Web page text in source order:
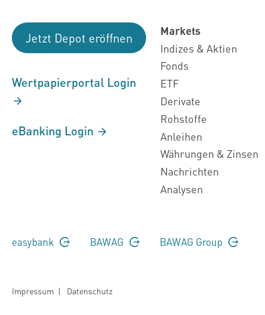
Jetzt Depot eröffnen
Wertpapierportal Login
eBanking Login
Markets
Indizes & Aktien
Fonds
ETF
Derivate
Rohstoffe
Anleihen
Währungen & Zinsen
Nachrichten
Analysen
easybank BAWAG BAWAG Group
Impressum | Datenschutz